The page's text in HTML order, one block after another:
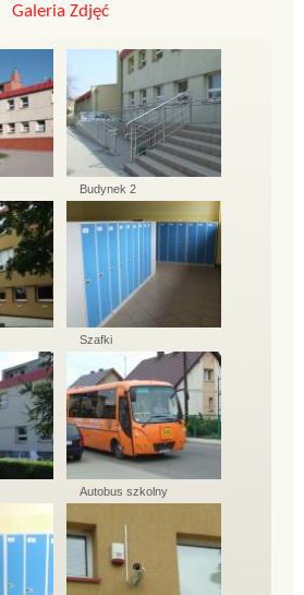
Galeria Zdjęć
Budynek 2
Szafki
Autobus szkolny